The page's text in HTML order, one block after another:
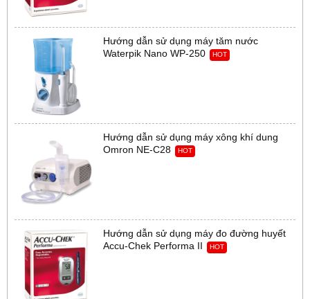
Hướng dẫn sử dụng máy tăm nước
Waterpik Nano WP-250
HOT
Hướng dẫn sử dụng máy xông khí dung
Omron NE-C28
HOT
Hướng dẫn sử dụng máy đo đường huyết
Accu-Chek Performa II
HOT